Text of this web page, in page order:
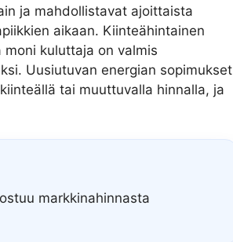
ja mahdollistavat ajoittaista
aikaan. Kiinteähintainen
kuluttaja on valmis
Uusiutuvan energian sopimukset
tai muuttuvalla hinnalla, ja
markkinahinnasta